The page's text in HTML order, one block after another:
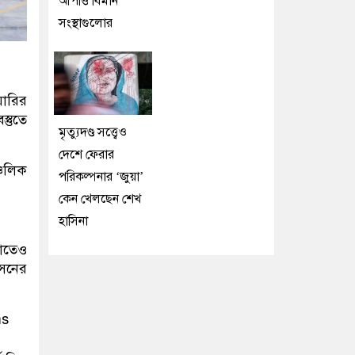
সংস্থাগুলোর
মৃত্যুদণ্ড সত্ত্বেও
দেশে ফেরার
পরিকল্পনার ‘জুয়া’
কেন খেলছেন শেখ
হাসিনা